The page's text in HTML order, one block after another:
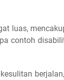
luas,
contoh